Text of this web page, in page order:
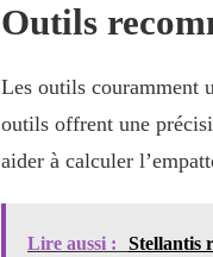
Outils
Les outils couramment
outils offrent une
aider à calculer
Lire aussi : Stellantis